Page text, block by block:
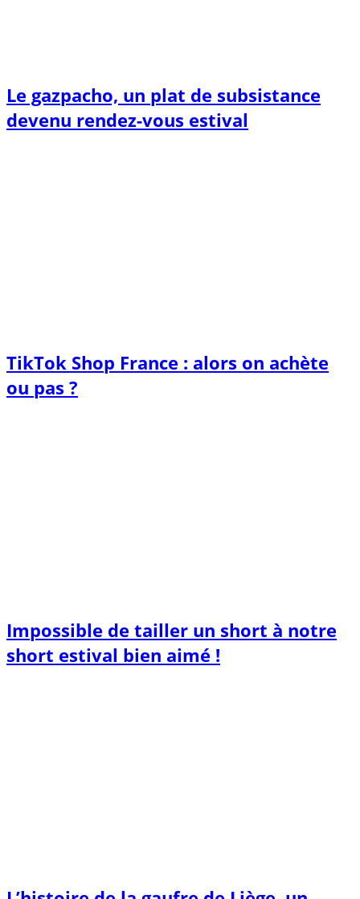
Le gazpacho, un plat de subsistance
devenu rendez-vous estival
TikTok Shop France : alors on achète
ou pas ?
Impossible de tailler un short à notre
short estival bien aimé !